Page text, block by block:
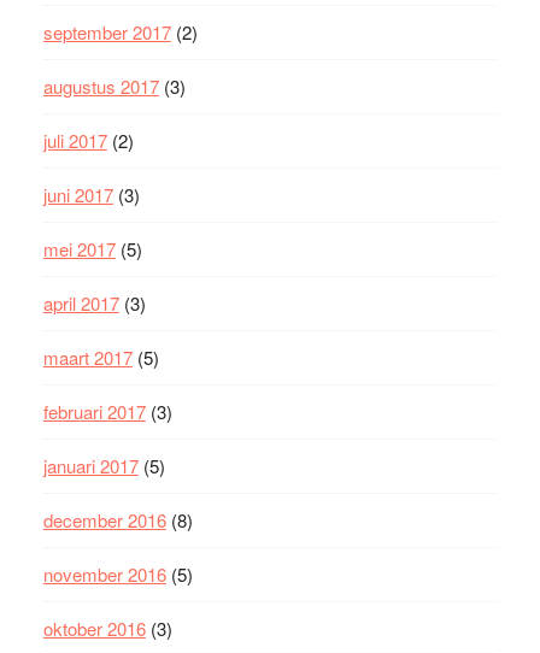
september 2017(2)
augustus 2017(3)
juli 2017(2)
juni 2017(3)
mei 2017(5)
april 2017(3)
maart 2017(5)
februari 2017(3)
januari 2017(5)
december 2016(8)
november 2016(5)
oktober 2016(3)